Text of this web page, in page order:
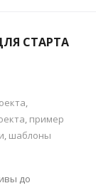
СТАРТА
,
, пример
, шаблоны
до